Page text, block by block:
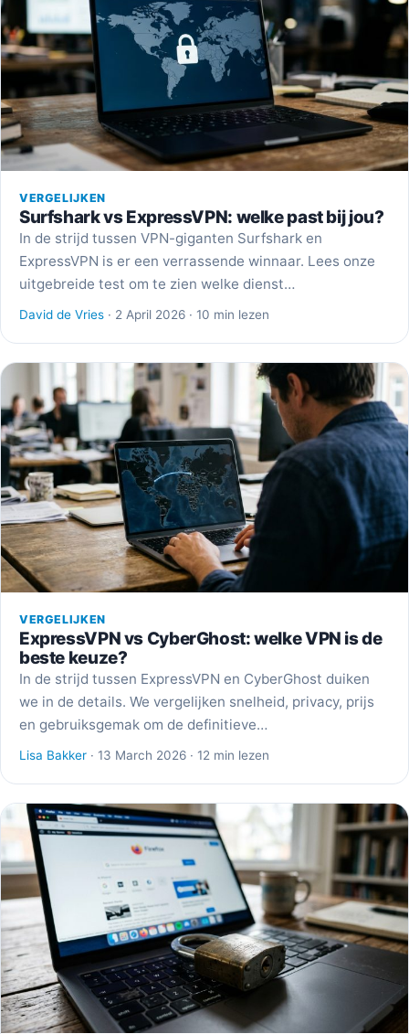
VERGELIJKEN
Surfshark vs ExpressVPN: welke past bij jou?
In de strijd tussen VPN-giganten Surfshark en
ExpressVPN is er een verrassende winnaar. Lees onze
uitgebreide test om te zien welke dienst…
David de Vries · 2 April 2026 · 10 min lezen
VERGELIJKEN
ExpressVPN vs CyberGhost: welke VPN is de
beste keuze?
In de strijd tussen ExpressVPN en CyberGhost duiken
we in de details. We vergelijken snelheid, privacy, prijs
en gebruiksgemak om de definitieve…
Lisa Bakker · 13 March 2026 · 12 min lezen